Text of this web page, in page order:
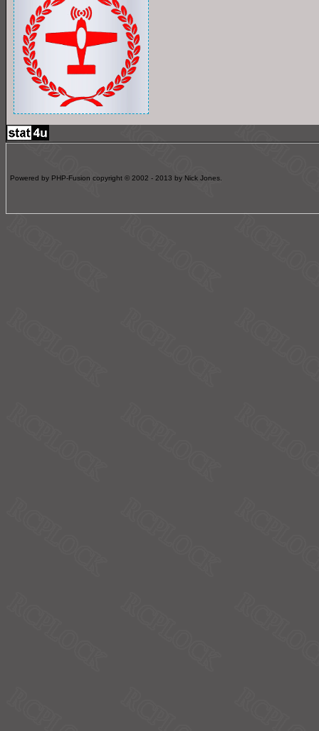
Powered by PHP-Fusion copyright © 2002 - 2013 by Nick Jones.